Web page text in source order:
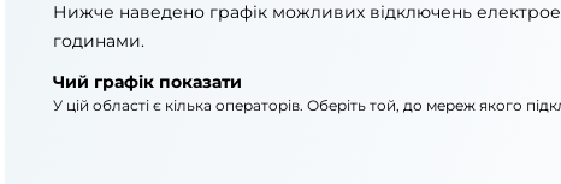
Нижче наведено графік можливих відключень
годинами.
Чий графік показати
У цій області є кілька операторів. Оберіть той, до мереж якого